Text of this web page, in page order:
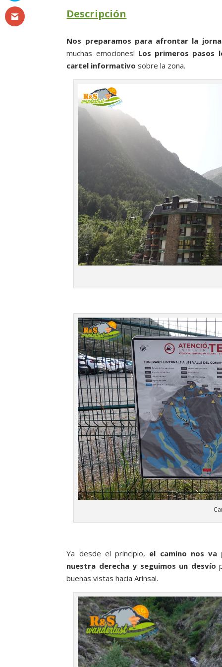
Descripción
Nos preparamos para afrontar la
muchas emociones! Los primeros pasos
cartel informativo sobre la zona.
Ya desde el principio, el camino nos va
nuestra derecha y seguimos un desvío
buenas vistas hacia Arinsal.